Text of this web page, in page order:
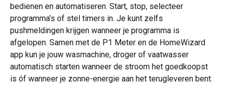
bedienen en automatiseren. Start, stop, selecteer
programma’s of stel timers in. Je kunt zelfs
pushmeldingen krijgen wanneer je programma is
afgelopen. Samen met de P1 Meter en de HomeWizard
app kun je jouw wasmachine, droger of vaatwasser
automatisch starten wanneer de stroom het goedkoopst
is óf wanneer je zonne-energie aan het terugleveren bent.